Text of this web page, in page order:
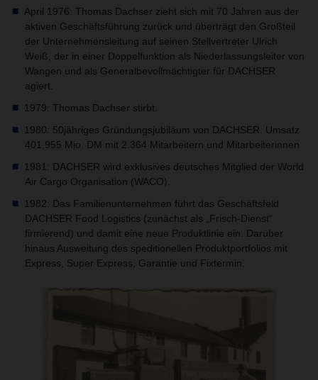
April 1976: Thomas Dachser zieht sich mit 70 Jahren aus der
aktiven Geschäftsführung zurück und überträgt den Großteil
der Unternehmensleitung auf seinen Stellvertreter Ulrich
Weiß, der in einer Doppelfunktion als Niederlassungsleiter von
Wangen und als Generalbevollmächtigter für DACHSER
agiert.
1979: Thomas Dachser stirbt.
1980: 50jähriges Gründungsjubiläum von DACHSER. Umsatz
401,955 Mio. DM mit 2.364 Mitarbeitern und Mitarbeiterinnen
1981: DACHSER wird exklusives deutsches Mitglied der World
Air Cargo Organisation (WACO).
1982: Das Familienunternehmen führt das Geschäftsfeld
DACHSER Food Logistics (zunächst als „Frisch-Dienst“
firmierend) und damit eine neue Produktlinie ein. Darüber
hinaus Ausweitung des speditionellen Produktportfolios mit
Express, Super Express, Garantie und Fixtermin.